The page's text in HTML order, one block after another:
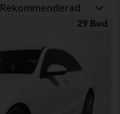
Rekommenderad
29 Bud